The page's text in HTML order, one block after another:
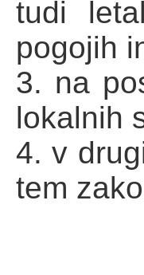
tudi
pogojih
3. na
lokalnih
4. v
tem